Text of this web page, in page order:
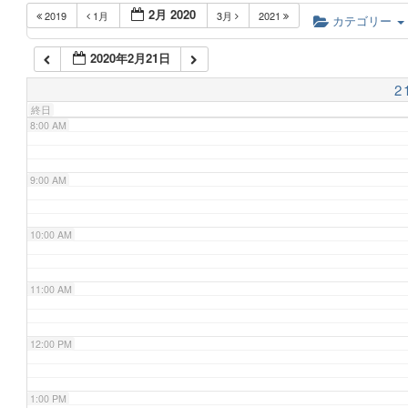
2019 1月 2月 2020 3月 2021 カテゴリー
2020年2月21日
21
終日
6:00 AM
7:00 AM
8:00 AM
9:00 AM
10:00 AM
11:00 AM
12:00 PM
1:00 PM